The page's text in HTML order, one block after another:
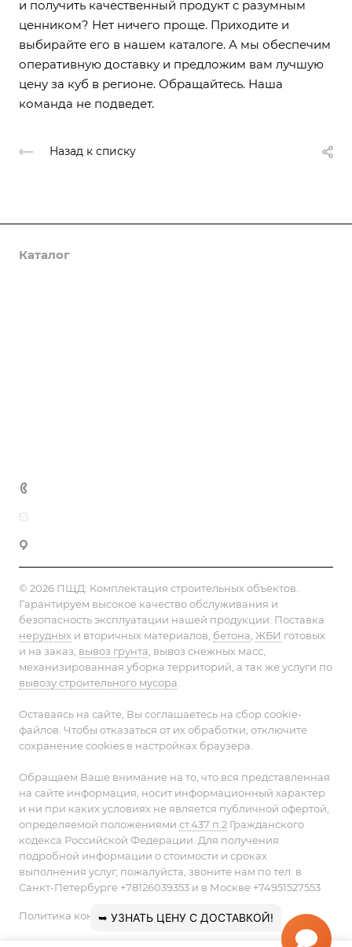
и получить качественный продукт с разумным
ценником? Нет ничего проще. Приходите и
выбирайте его в нашем каталоге. А мы обеспечим
оперативную доставку и предложим вам лучшую
цену за куб в регионе. Обращайтесь. Наша
команда не подведет.
Назад к списку
Каталог
© 2026 ПЩД: Комплектация строительных объектов
Гарантируем высокое качество обслуживания и
безопасность эксплуатации нашей продукции. Поставка
нерудных и вторичных материалов, бетона ЖБИ готовых
и на заказ, вывоз грунта , вывоз снежных масс,
механизированная уборка территорий, а так же услуги по
вывозу строительного мусора
Оставаясь на сайте, Вы соглашаетесь на сбор cookie-
файлов. Чтобы отказаться от их обработки, отключите
сохранение cookies в настройках браузера.
Обращаем Ваше внимание на то, что вся представленная
на сайте информация, носит информационный характер
и ни при каких условиях не является публичной офертой,
определяемой положениями ст.437 п.2 Гражданского
кодекса Российской Федерации. Для получения
подробной информации о стоимости и сроках
выполнения услуг, пожалуйста, звоните нам по тел. в
Санкт-Петербурге +78126039353 и в Москве +74951527553
Политика конфиденциальности